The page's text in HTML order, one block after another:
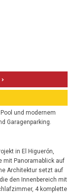
und modernem
Garagenparking.
in El Higuerón,
mit Panoramablick auf
Architektur setzt auf
den Innenbereich mit
4 komplette